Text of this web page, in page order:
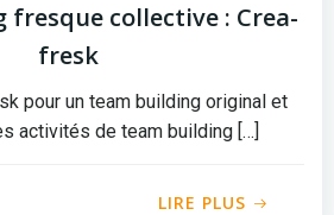
fresque collective : Crea-
fresk
pour un team building original et
activités de team building […]
LIRE PLUS